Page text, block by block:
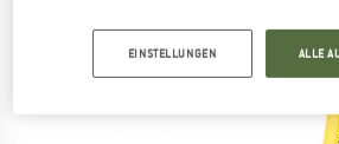
EINSTELLUNGEN ALLE